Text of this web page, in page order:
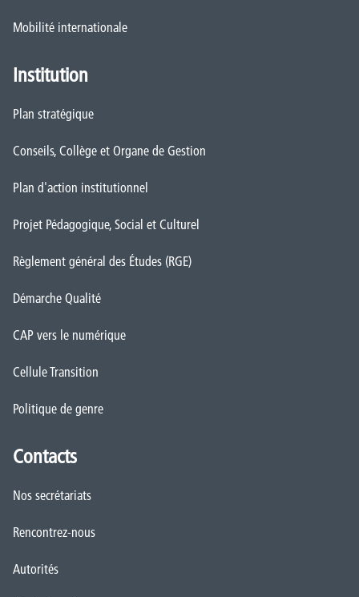
Mobilité internationale
Institution
Plan stratégique
Conseils, Collège et Organe de Gestion
Plan d'action institutionnel
Projet Pédagogique, Social et Culturel
Règlement général des Études (RGE)
Démarche Qualité
CAP vers le numérique
Cellule Transition
Politique de genre
Contacts
Nos secrétariats
Rencontrez-nous
Autorités